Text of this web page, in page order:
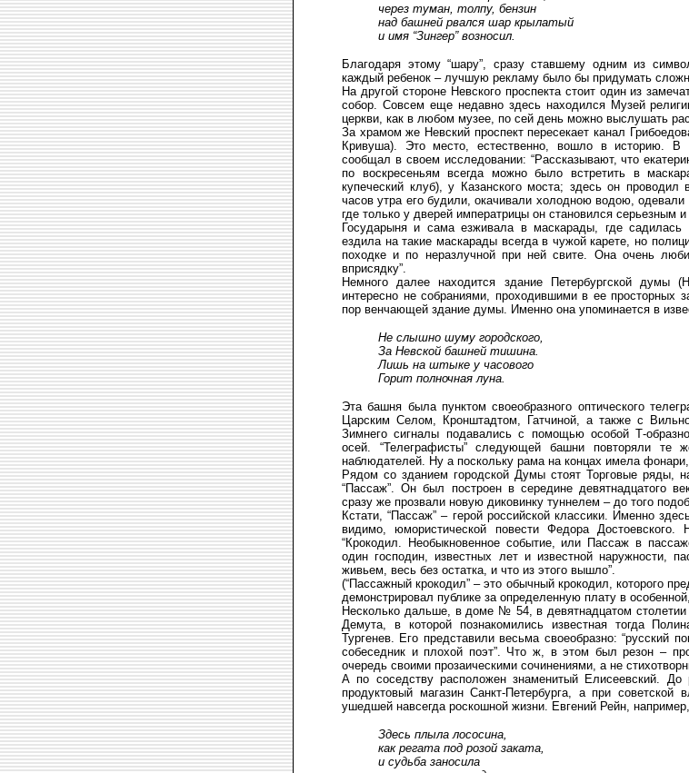
через туман, толпу, бензин
над башней рвался шар крылатый
и имя “Зингер” возносил.
Благодаря этому “шару”, сразу ставшему одним из
каждый ребенок – лучшую рекламу было бы придумать
На другой стороне Невского проспекта стоит один из
собор. Совсем еще недавно здесь находился Музей
церкви, как в любом музее, по сей день можно выслушать
За храмом же Невский проспект пересекает канал
Кривуша). Это место, естественно, вошло в историю. В
сообщал в своем исследовании: “Рассказывают, что
по воскресеньям всегда можно было встретить в
купеческий клуб), у Казанского моста; здесь он
часов утра его будили, окачивали холодною водою, одевали
где только у дверей императрицы он становился серьезным
Государыня и сама езживала в маскарады, где садилась
ездила на такие маскарады всегда в чужой карете, но
походке и по неразлучной при ней свите. Она очень
вприсядку”.
Немного далее находится здание Петербургской думы
интересно не собраниями, проходившими в ее просторных
пор венчающей здание думы. Именно она упоминается в
Не слышно шуму городского,
За Невской башней тишина.
Лишь на штыке у часового
Горит полночная луна.
Эта башня была пунктом своеобразного оптического
Царским Селом, Кронштадтом, Гатчиной, а также с
Зимнего сигналы подавались с помощью особой Т-
осей. “Телеграфисты” следующей башни повторяли
наблюдателей. Ну а поскольку рама на концах имела
Рядом со зданием городской Думы стоят Торговые ряды,
“Пассаж”. Он был построен в середине девятнадцатого
сразу же прозвали новую диковинку туннелем – до того
Кстати, “Пассаж” – герой российской классики. Именно
видимо, юмористической повести Федора Достоевского.
“Крокодил. Необыкновенное событие, или Пассаж в
один господин, известных лет и известной наружности,
живьем, весь без остатка, и что из этого вышло”.
(“Пассажный крокодил” – это обычный крокодил, которого
демонстрировал публике за определенную плату в
Несколько дальше, в доме № 54, в девятнадцатом столетии
Демута, в которой познакомились известная тогда
Тургенев. Его представили весьма своеобразно: “русский
собеседник и плохой поэт”. Что ж, в этом был резон –
очередь своими прозаическими сочинениями, а не
А по соседству расположен знаменитый Елисеевский.
продуктовый магазин Санкт-Петербурга, а при
ушедшей навсегда роскошной жизни. Евгений Рейн,
Здесь плыла лососина,
как регата под розой заката,
и судьба заносила